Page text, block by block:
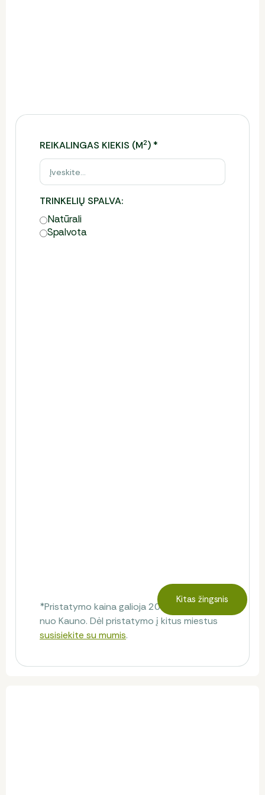
REIKALINGAS KIEKIS (M2)*
TRINKELIŲ SPALVA:
Natūrali
Spalvota
Kitas žingsnis
*Pristatymo kaina galioja 20 km spinduliu
nuo Kauno. Dėl pristatymo į kitus miestus
susisiekite su mumis.